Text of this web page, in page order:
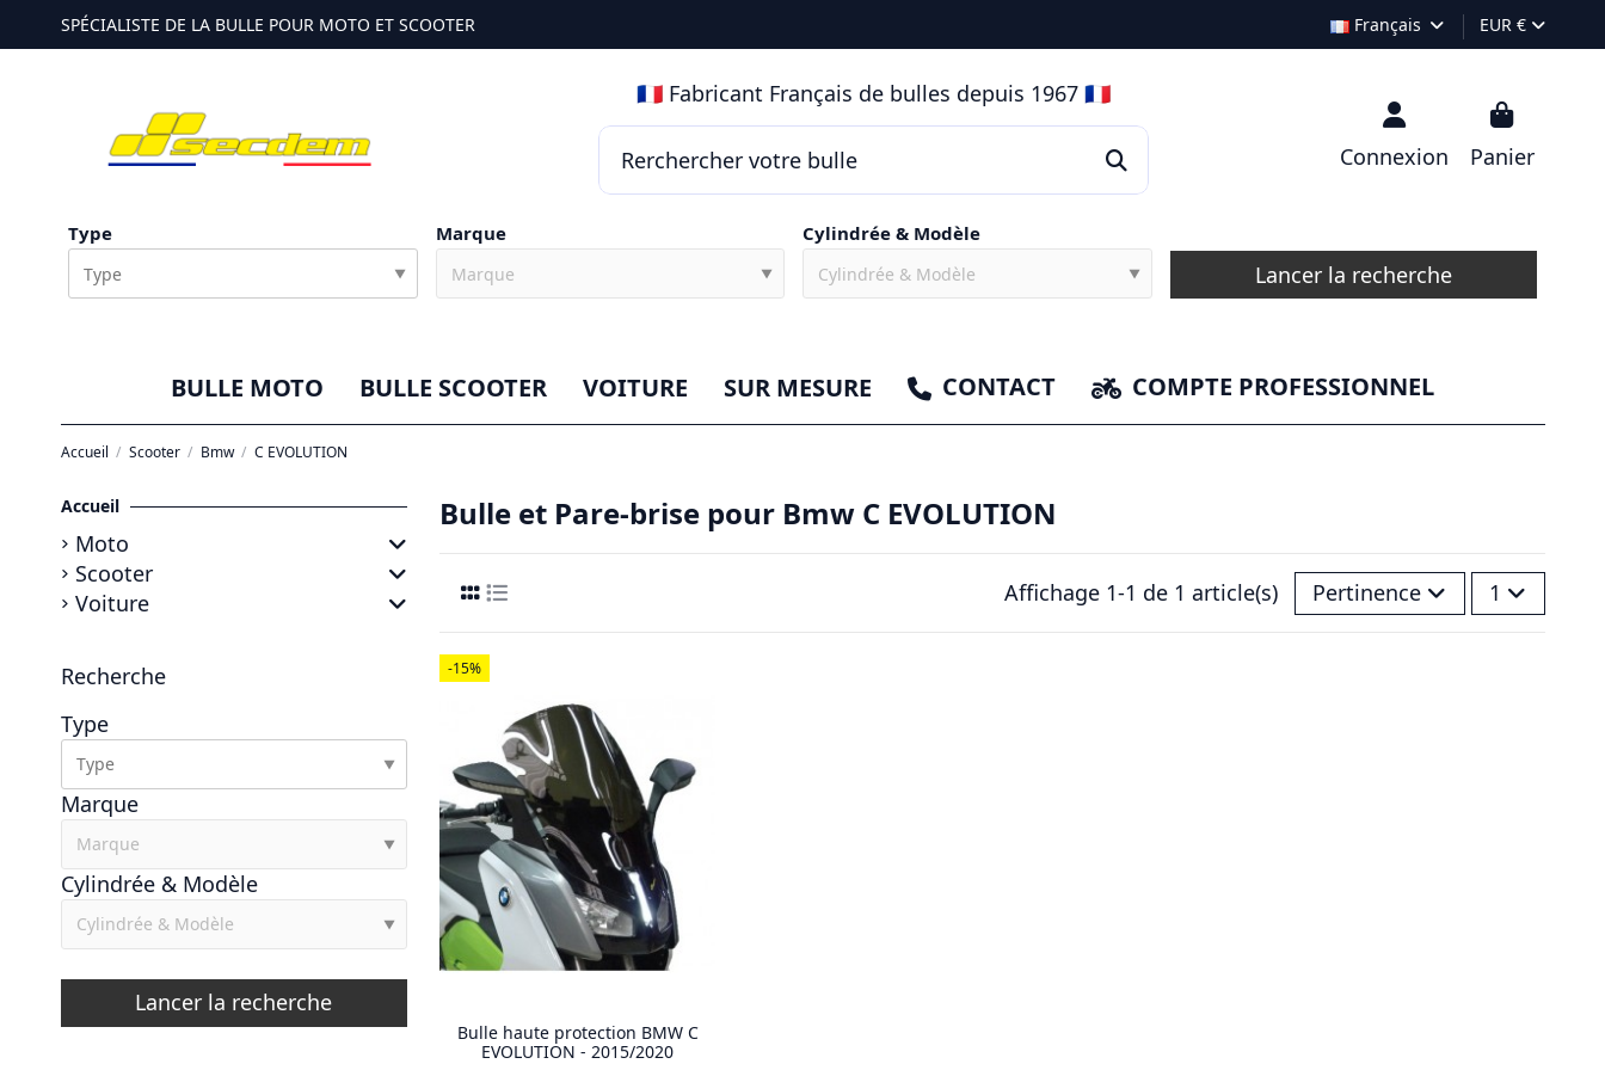
SPÉCIALISTE DE LA BULLE POUR MOTO ET SCOOTER Français EUR €
🇫🇷 Fabricant Français de bulles depuis 1967 🇫🇷
Connexion Panier
Type
▼
Marque
▼
Cylindrée & Modèle
▼ Lancer la recherche
BULLE MOTO BULLE SCOOTER VOITURE SUR MESURE CONTACT COMPTE PROFESSIONNEL
Accueil Scooter Bmw C EVOLUTION
Bulle et Pare-brise pour Bmw C EVOLUTION
Affichage 1-1 de 1 article(s) Pertinence 1
-15%
Bulle haute protection BMW C
EVOLUTION - 2015/2020
Accueil
Moto
Scooter
Voiture
Recherche
Type
▼
Marque
▼
Cylindrée & Modèle
▼
Lancer la recherche